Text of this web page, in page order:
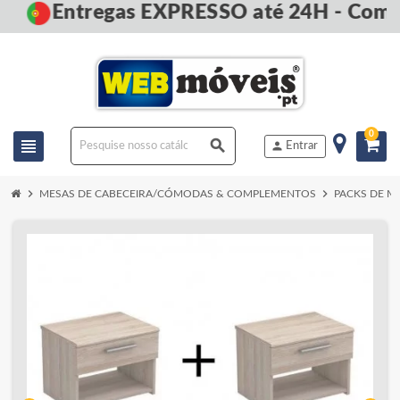
Entregas EXPRESSO até 24H -
view_headline search person Entrar
0
chevron_right MESAS DE CABECEIRA/CÓMODAS & COMPLEMENTOS chevron_right PACKS DE